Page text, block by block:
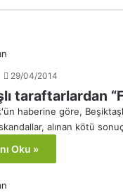
29/04/2014
taraftarlardan
haberine göre,
alınan kötü
Oku »